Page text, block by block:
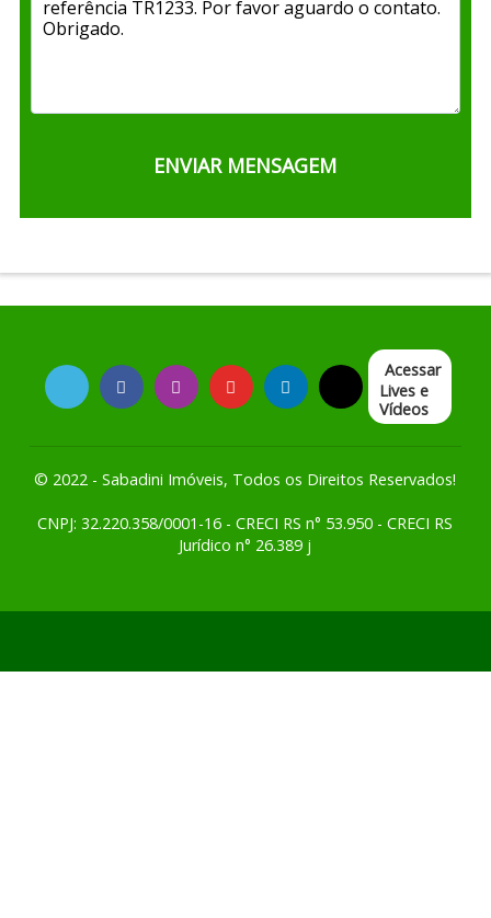
Acessar
Lives e
Vídeos
© 2022 - Sabadini Imóveis, Todos os Direitos Reservados!
CNPJ: 32.220.358/0001-16 - CRECI RS n° 53.950 - CRECI RS
Jurídico n° 26.389 j